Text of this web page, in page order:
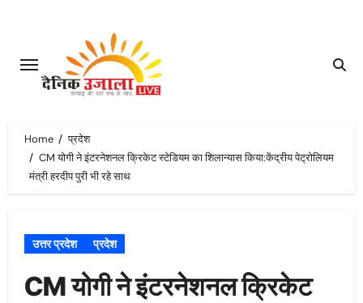
content
Home
प्रदेश
CM योगी ने इंटरनेशनल क्रिकेट स्टेडियम का शिलान्यास किया:केंद्रीय पेट्रोलियम
मंत्री हरदीप पुरी भी रहे साथ
उत्तर प्रदेश प्रदेश
CM योगी ने इंटरनेशनल क्रिकेट